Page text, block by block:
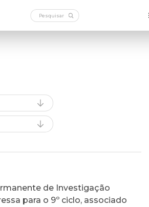
de Investigação
para o 9º ciclo, associado